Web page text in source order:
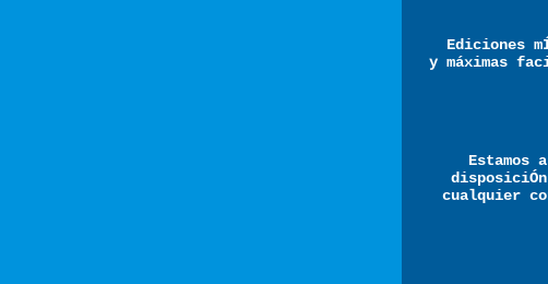
Ediciones
y máximas
Estamos
cualquier